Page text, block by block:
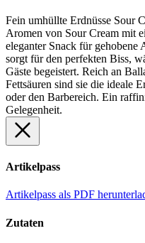
Fein umhüllte Erdnüsse Sour
Aromen von Sour Cream mit
eleganter Snack für gehobene
sorgt für den perfekten Biss,
Gäste begeistert. Reich an
Fettsäuren sind sie die ideale
oder den Barbereich. Ein
Gelegenheit.
Artikelpass
Artikelpass als PDF
Zutaten